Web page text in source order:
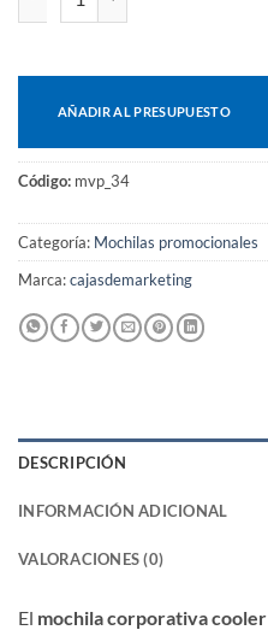
AÑADIR AL PRESUPUESTO
Código: mvp_34
Categoría: Mochilas promocionales
Marca:cajasdemarketing
DESCRIPCIÓN
INFORMACIÓN ADICIONAL
VALORACIONES (0)
El mochila corporativa cooler